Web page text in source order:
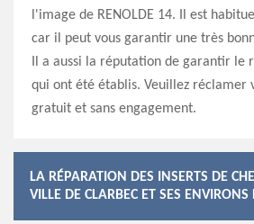
l'image de RENOLDE 14. Il est
car il peut vous garantir une très
Il a aussi la réputation de garantir le
qui ont été établis. Veuillez réclamer
gratuit et sans engagement.
LA RÉPARATION DES INSERTS DE
VILLE DE CLARBEC ET SES